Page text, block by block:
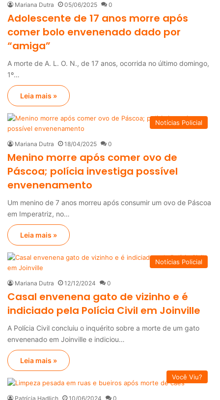
Mariana Dutra 05/06/2025 0
Adolescente de 17 anos morre após
comer bolo envenenado dado por
“amiga”
A morte de A. L. O. N., de 17 anos, ocorrida no último domingo,
1º…
Leia mais »
Notícias Policial
Mariana Dutra 18/04/2025 0
Menino morre após comer ovo de
Páscoa; polícia investiga possível
envenenamento
Um menino de 7 anos morreu após consumir um ovo de Páscoa
em Imperatriz, no…
Leia mais »
Notícias Policial
Mariana Dutra 12/12/2024 0
Casal envenena gato de vizinho e é
indiciado pela Polícia Civil em Joinville
A Polícia Civil concluiu o inquérito sobre a morte de um gato
envenenado em Joinville e indiciou…
Leia mais »
Você Viu?
Patrícia Hadlich 10/06/2024 0